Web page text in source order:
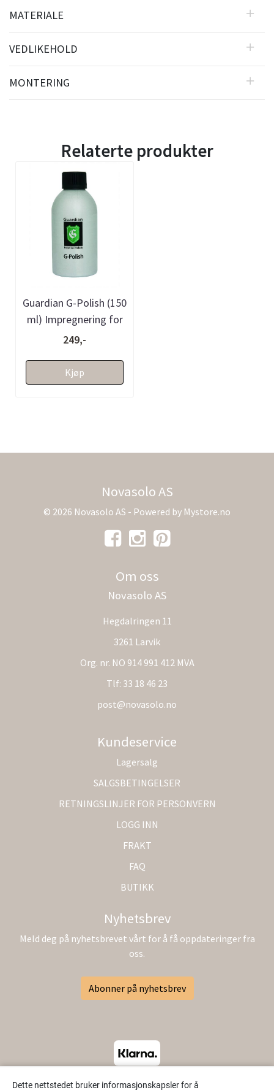
MATERIALE
VEDLIKEHOLD
MONTERING
Relaterte produkter
Guardian G-Polish (150
ml) Impregnering for
stein
249,-
Kjøp
Dette nettstedet bruker informasjonskapsler for å
Novasolo AS
© 2026 Novasolo AS - Powered by Mystore.no
Om oss
Novasolo AS
Hegdalringen 11
3261 Larvik
Org. nr. NO 914 991 412 MVA
Tlf: 33 18 46 23
post@novasolo.no
Kundeservice
Lagersalg
SALGSBETINGELSER
RETNINGSLINJER FOR PERSONVERN
LOGG INN
FRAKT
FAQ
BUTIKK
Nyhetsbrev
Meld deg på nyhetsbrevet vårt for å få oppdateringer fra
oss.
Abonner på nyhetsbrev